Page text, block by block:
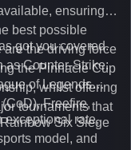
ensuring
best possible
the driving force
the Pinnacle Cup
whilst offering
tournaments that
got you covered.
as Counter-Strike:
of Legends
Freefire,
Six Siege
exceptional rate,
model, and